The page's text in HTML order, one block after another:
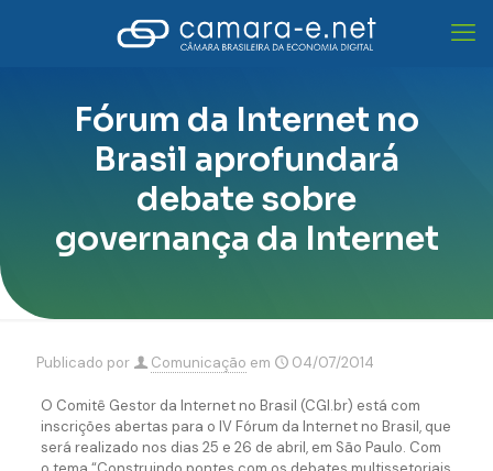
Fórum da Internet no
Brasil aprofundará
debate sobre
governança da Internet
Publicado por Comunicação em 04/07/2014
O Comitê Gestor da Internet no Brasil (CGI.br) está com
inscrições abertas para o IV Fórum da Internet no Brasil, que
será realizado nos dias 25 e 26 de abril, em São Paulo. Com